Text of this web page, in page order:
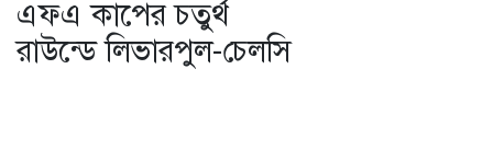
এফএ কাপের চতুর্থ
রাউন্ডে লিভারপুল-চেলসি